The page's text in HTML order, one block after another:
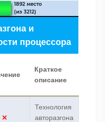
1892 место
(из 3212)
и
процессора
Краткое
описание
Технология
авторазгона